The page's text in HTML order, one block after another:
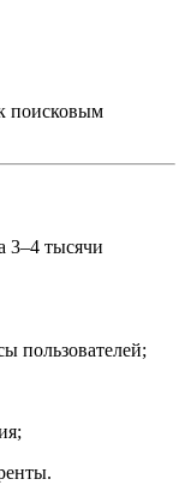
поисковым
3–4 тысячи
пользователей;